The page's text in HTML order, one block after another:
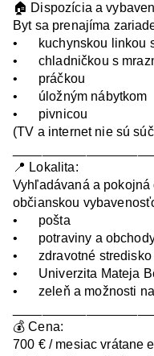
🏠 Dispozícia a
Byt sa prenajíma
•	kuchynskou linkou s varnou doskou
•	chladničkou s mrazničkou
•	práčkou
•	úložným nábytkom
•	pivnicou
(TV a internet nie sú
📍 Lokalita:
Vyhľadávaná a
občianskou
•	pošta
•	potraviny a obchody
•	zdravotné stredisko
•	Univerzita Mateja Bela
•	zeleň a možnosti na prechádzky
💰 Cena:
700 € / mesiac vrátane